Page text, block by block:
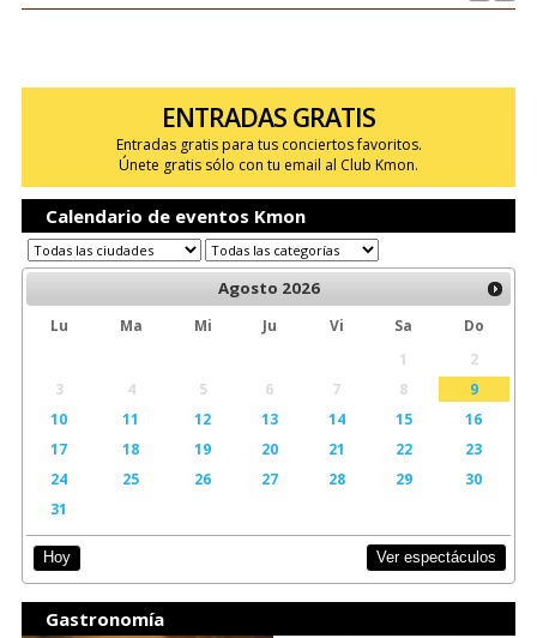
ENTRADAS GRATIS
Entradas gratis para tus conciertos favoritos.
Únete gratis sólo con tu email al Club Kmon.
Calendario de eventos Kmon
Agosto 2026
Lu Ma Mi Ju Vi Sa
Do
1
2
3
4 5 6 7 8
9
10
11 12 13 14 15
16
17
18 19 20 21 22
23
24
25 26 27 28 29
30
31
Hoy Ver espectáculos
Gastronomía